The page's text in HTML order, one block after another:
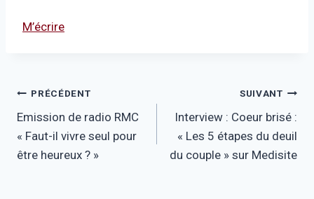
M’écrire
Navigation
de
l’article
PRÉCÉDENT
Emission de radio RMC
« Faut-il vivre seul pour
être heureux ? »
SUIVANT
Interview : Coeur brisé :
« Les 5 étapes du deuil
du couple » sur Medisite